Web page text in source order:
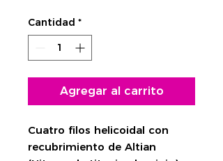
Cantidad *
Agregar al carrito
Cuatro filos helicoidal con
recubrimiento de Altian